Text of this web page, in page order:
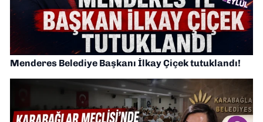
Menderes Belediye Başkanı İlkay Çiçek tutuklandı!